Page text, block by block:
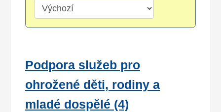
Podpora služeb pro
ohrožené děti, rodiny a
mladé dospělé (4)